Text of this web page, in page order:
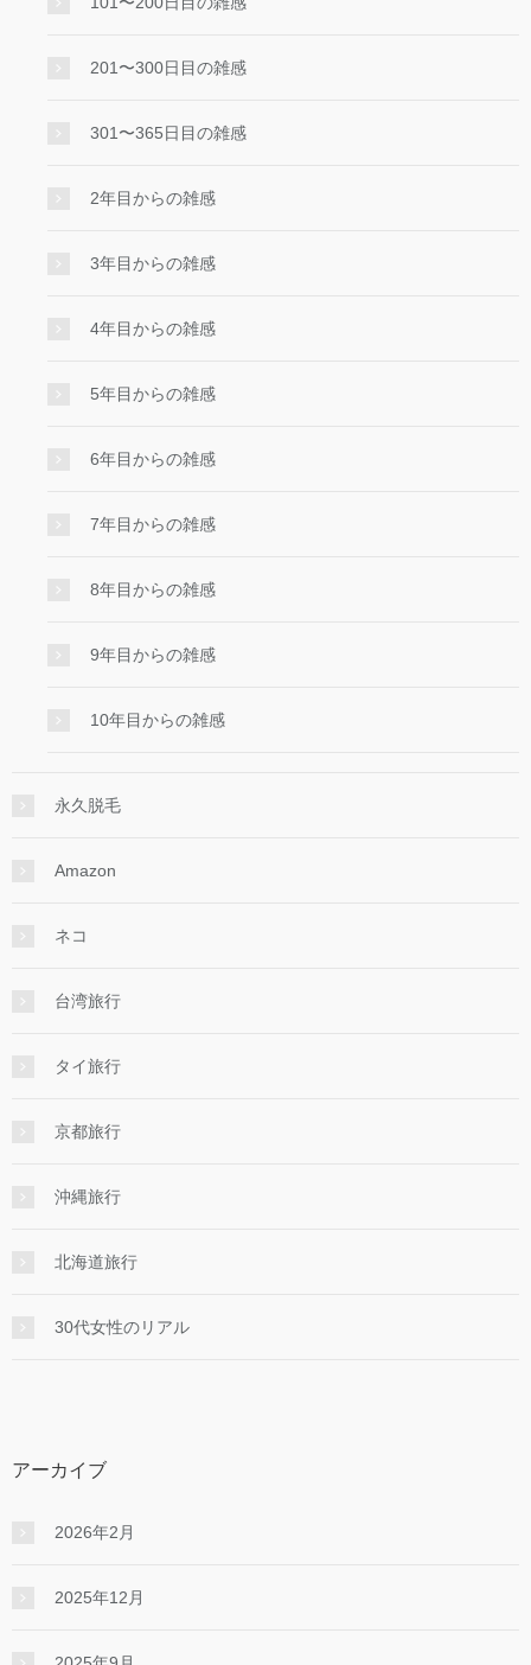
201〜300日目の雑感
301〜365日目の雑感
2年目からの雑感
3年目からの雑感
4年目からの雑感
5年目からの雑感
6年目からの雑感
7年目からの雑感
8年目からの雑感
9年目からの雑感
10年目からの雑感
永久脱毛
Amazon
ネコ
台湾旅行
タイ旅行
京都旅行
沖縄旅行
北海道旅行
30代女性のリアル
アーカイブ
2026年2月
2025年12月